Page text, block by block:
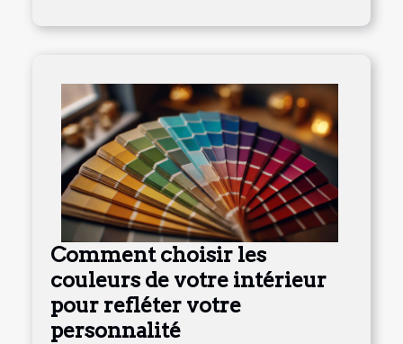
Comment choisir les
couleurs de votre intérieur
pour refléter votre
personnalité